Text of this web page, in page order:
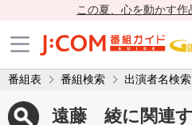
この夏、心を動かす作
番組表 番組検索 出演者名検索
遠藤 綾に関連